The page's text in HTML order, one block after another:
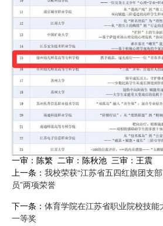
一审：陈繁 二审：陈秋池 三审：王震
上一条： 我校荣获“江苏省五四红旗团支
员”两项荣誉
下一条： 体育学院在江苏省职业院校技
一等奖